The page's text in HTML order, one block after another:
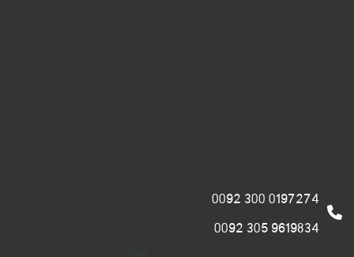
0197274 300 0092
9619834 305 0092